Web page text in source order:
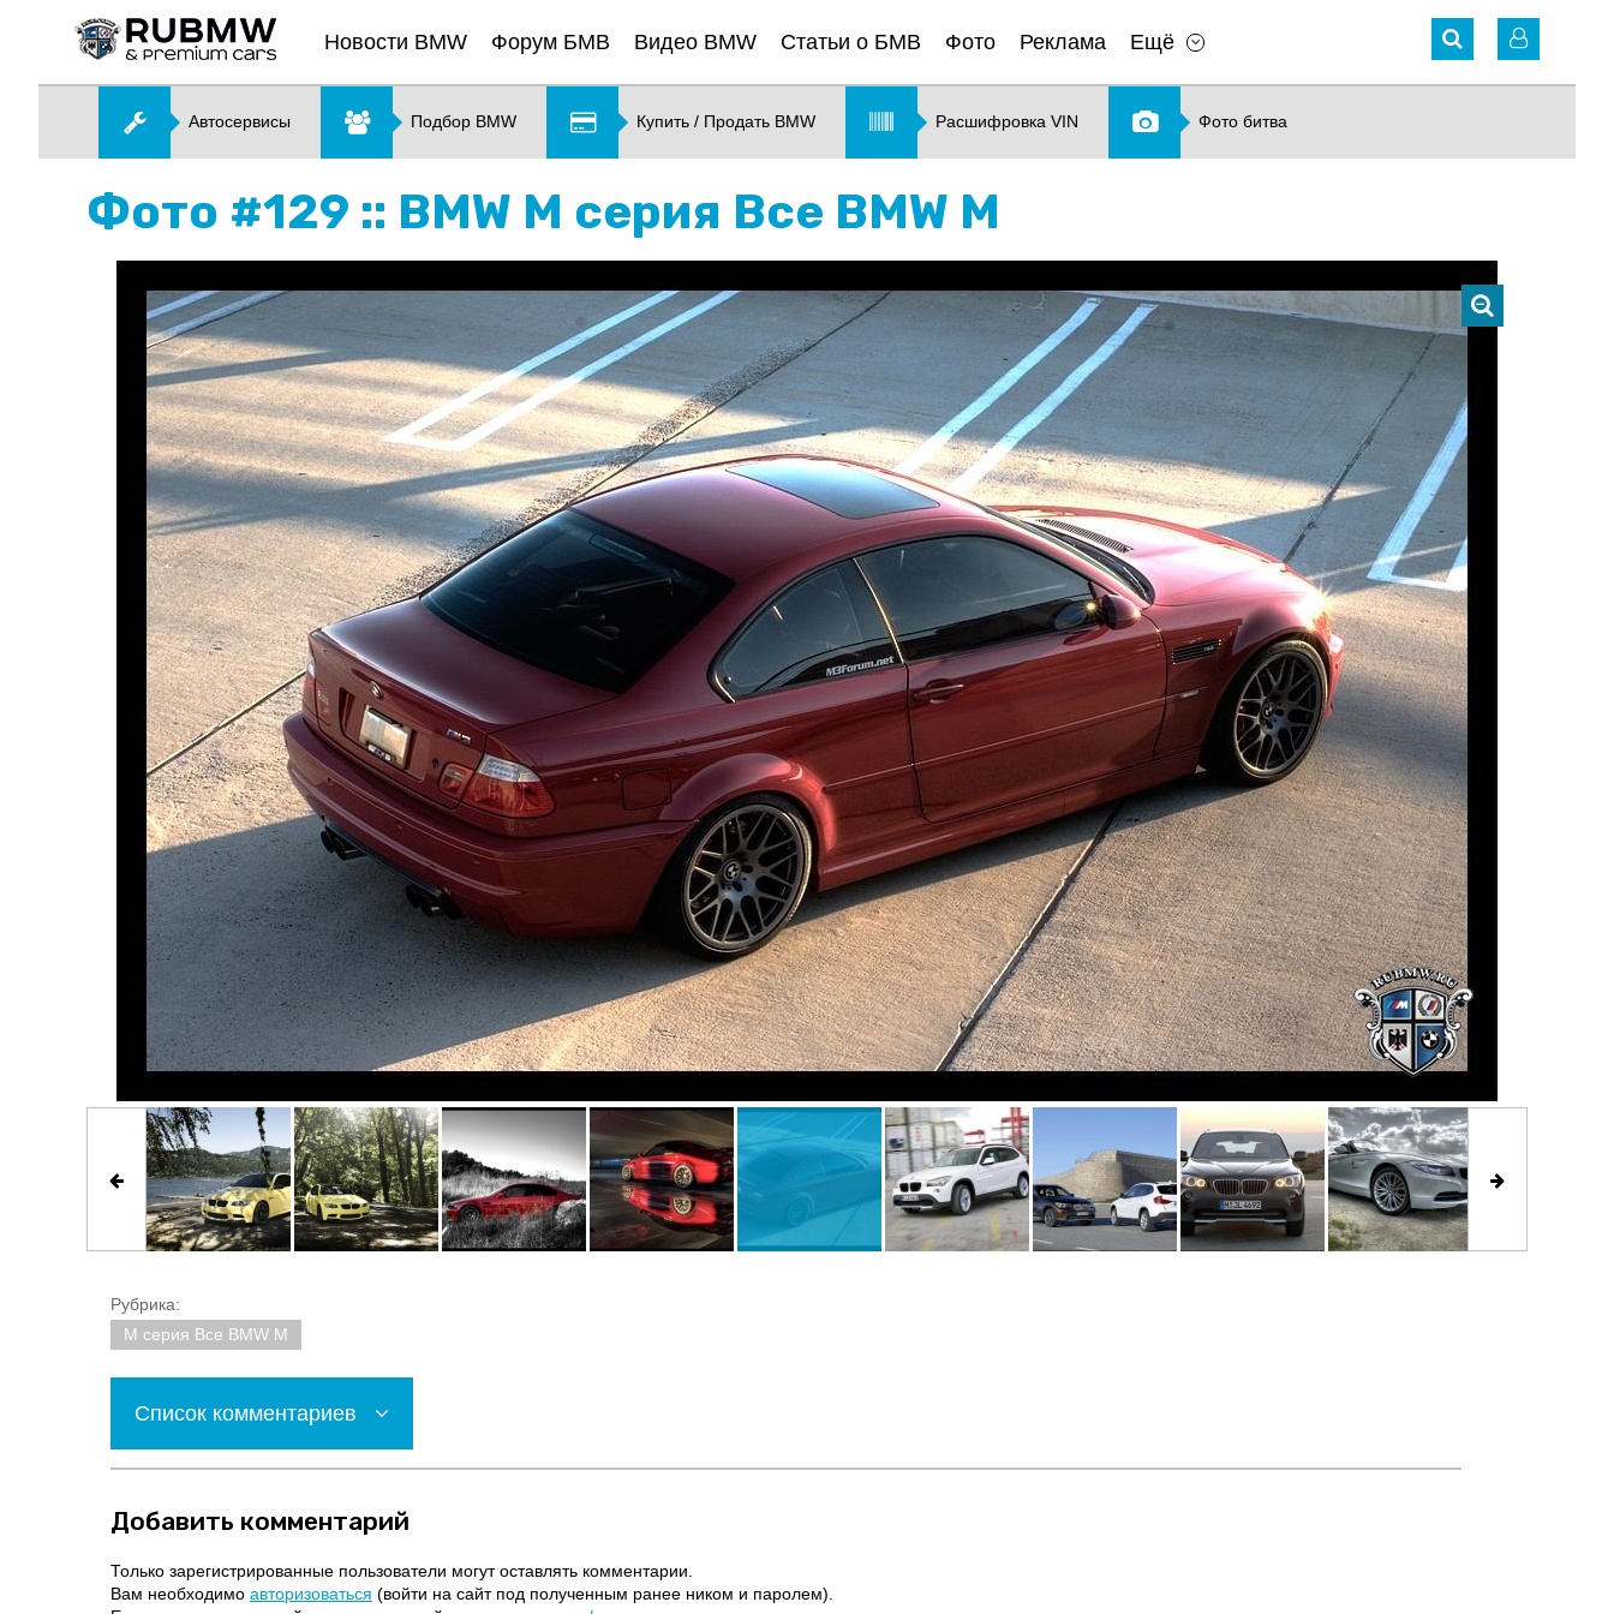
Новости BMW Форум БМВ Видео BMW Статьи о БМВ Фото Реклама Ещё
Автосервисы Подбор BMW Купить / Продать BMW Расшифровка VIN Фото битва
Фото #129 :: BMW M серия Все BMW M
Рубрика:
M серия Все BMW M
Список комментариев
Добавить комментарий
Только зарегистрированные пользователи могут оставлять комментарии.
Вам необходимо авторизоваться (войти на сайт под полученным ранее ником и паролем).